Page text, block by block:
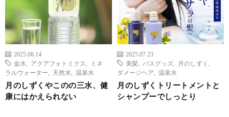
2025.08.14
金水
アクアフォトミクス
ミネ
ラルウォーター
天然水 温泉水
月のしずくやこのの三水、健
康にはかえられない
2025.07.23
美髪
バスグッズ 月のしずく
ダメージヘア
温泉水
月のしずくトリートメントと
シャンプーでしっとり